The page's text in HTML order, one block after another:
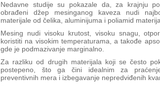
Nedavne studije su pokazale da, za krajnju
obrađeni džep mesinganog kaveza nudi
materijale od čelika, aluminijuma i poliamid
Mesing nudi visoku krutost, visoku snagu,
koristiti na visokim temperaturama, a takođe
gde je podmazivanje marginalno.
Za razliku od drugih materijala koji se često
postepeno, što ga čini idealnim za
preventivnih mera i izbegavanje nepredviđenih